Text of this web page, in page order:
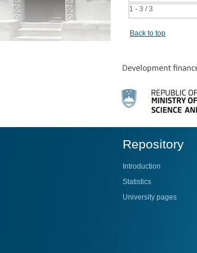
1 - 3 / 3
Back to top
Repository
Introduction
Statistics
University pages